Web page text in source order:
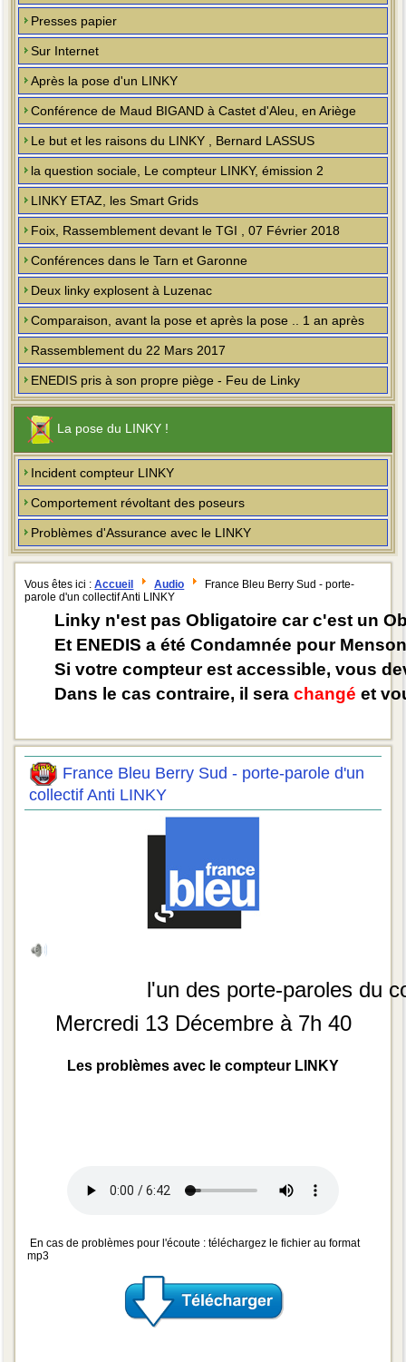
Presses papier
Sur Internet
Après la pose d'un LINKY
Conférence de Maud BIGAND à Castet d'Aleu, en Ariège
Le but et les raisons du LINKY , Bernard LASSUS
la question sociale, Le compteur LINKY, émission 2
LINKY ETAZ, les Smart Grids
Foix, Rassemblement devant le TGI , 07 Février 2018
Conférences dans le Tarn et Garonne
Deux linky explosent à Luzenac
Comparaison, avant la pose et après la pose .. 1 an après
Rassemblement du 22 Mars 2017
ENEDIS pris à son propre piège - Feu de Linky
La pose du LINKY !
Incident compteur LINKY
Comportement révoltant des poseurs
Problèmes d'Assurance avec le LINKY
Vous êtes ici :Accueil Audio
France Bleu Berry Sud - porte-
parole d'un collectif Anti LINKY
Linky n'est pas Obligatoire car c'est un
Et ENEDIS a été Condamnée pour
Si votre compteur est accessible, vous
Dans le cas contraire, il serachangé et
France Bleu Berry Sud - porte-parole d'un
collectif Anti LINKY
l'un des porte-paroles du
Mercredi 13 Décembre à 7h 40
Les problèmes avec le compteur LINKY
En cas de problèmes pour l'écoute : téléchargez le fichier au format
mp3